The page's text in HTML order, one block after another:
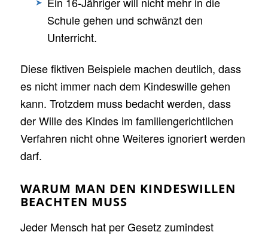
Schule gehen und schwänzt den
Unterricht.
Diese fiktiven Beispiele machen deutlich, dass
es nicht immer nach dem Kindeswille gehen
kann. Trotzdem muss bedacht werden, dass
der Wille des Kindes im familiengerichtlichen
Verfahren nicht ohne Weiteres ignoriert werden
darf.
WARUM MAN DEN KINDESWILLEN
BEACHTEN MUSS
Jeder Mensch hat per Gesetz zumindest